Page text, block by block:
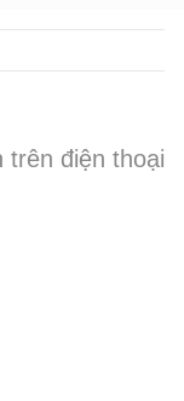
trên điện thoại